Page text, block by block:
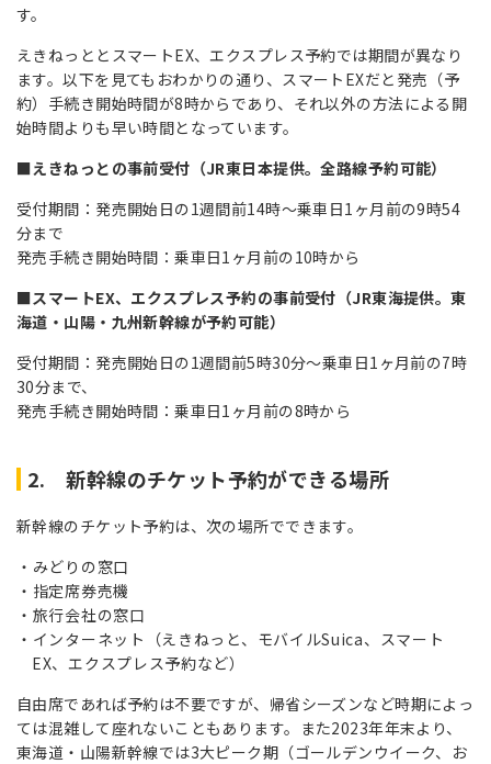
す。
えきねっととスマートEX、エクスプレス予約では期間が異なり
ます。以下を見てもおわかりの通り、スマートEXだと発売（予
約）手続き開始時間が8時からであり、それ以外の方法による開
始時間よりも早い時間となっています。
■えきねっとの事前受付（JR東日本提供。全路線予約可能）
受付期間：発売開始日の1週間前14時～乗車日1ヶ月前の9時54
分まで
発売手続き開始時間：乗車日1ヶ月前の10時から
■スマートEX、エクスプレス予約の事前受付（JR東海提供。東
海道・山陽・九州新幹線が予約可能）
受付期間：発売開始日の1週間前5時30分～乗車日1ヶ月前の7時
30分まで、
発売手続き開始時間：乗車日1ヶ月前の8時から
2. 新幹線のチケット予約ができる場所
新幹線のチケット予約は、次の場所でできます。
みどりの窓口
指定席券売機
旅行会社の窓口
インターネット（えきねっと、モバイルSuica、スマート
EX、エクスプレス予約など）
自由席であれば予約は不要ですが、帰省シーズンなど時期によっ
ては混雑して座れないこともあります。また2023年年末より、
東海道・山陽新幹線では3大ピーク期（ゴールデンウイーク、お